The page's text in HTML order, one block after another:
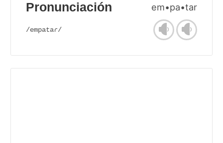
Pronunciación em•pa•tar
/empataɾ/